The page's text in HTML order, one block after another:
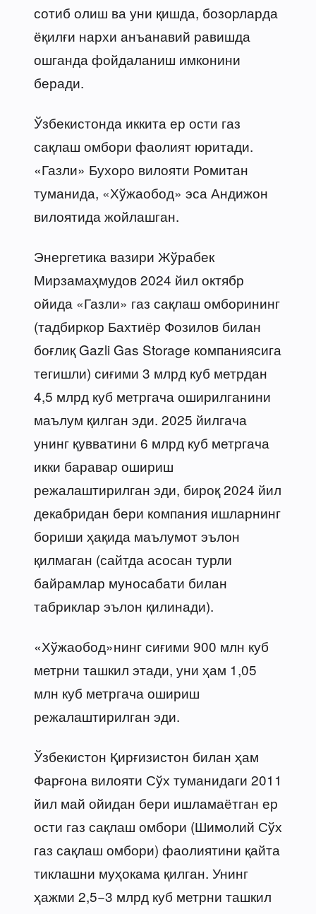
сотиб олиш ва уни қишда, бозорларда
ёқилғи нархи анъанавий равишда
ошганда фойдаланиш имконини
беради.
Ўзбекистонда иккита ер ости газ
сақлаш омбори фаолият юритади.
«Газли» Бухоро вилояти Ромитан
туманида, «Хўжаобод» эса Андижон
вилоятида жойлашган.
Энергетика вазири Жўрабек
Мирзамаҳмудов 2024 йил октябр
ойида «Газли» газ сақлаш омборининг
(тадбиркор Бахтиёр Фозилов билан
боғлиқ Gazli Gas Storage компаниясига
тегишли) сиғими 3 млрд куб метрдан
4,5 млрд куб метргача оширилганини
маълум қилган эди. 2025 йилгача
унинг қувватини 6 млрд куб метргача
икки баравар ошириш
режалаштирилган эди, бироқ 2024 йил
декабридан бери компания ишларнинг
бориши ҳақида маълумот эълон
қилмаган (сайтда асосан турли
байрамлар муносабати билан
табриклар эълон қилинади).
«Хўжаобод»нинг сиғими 900 млн куб
метрни ташкил этади, уни ҳам 1,05
млн куб метргача ошириш
режалаштирилган эди.
Ўзбекистон Қирғизистон билан ҳам
Фарғона вилояти Сўх туманидаги 2011
йил май ойидан бери ишламаётган ер
ости газ сақлаш омбори (Шимолий Сўх
газ сақлаш омбори) фаолиятини қайта
тиклашни муҳокама қилган. Унинг
ҳажми 2,5−3 млрд куб метрни ташкил